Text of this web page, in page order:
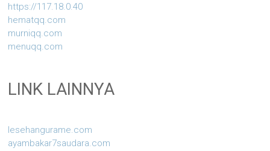
https://117.18.0.40
hematqq.com
murniqq.com
menuqq.com
LINK LAINNYA
lesehangurame.com
ayambakar7saudara.com